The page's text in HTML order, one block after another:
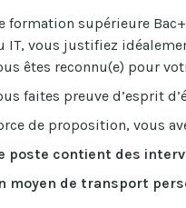
formation supérieure
IT, vous justifiez
êtes reconnu(e) pour
faites preuve d’esprit
de proposition, vous
poste contient des
moyen de transport